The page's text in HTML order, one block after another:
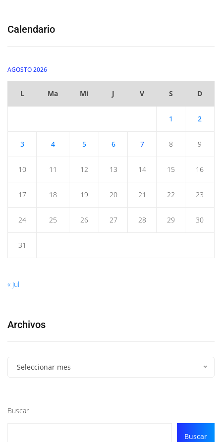
Calendario
AGOSTO 2026
L Ma Mi J V S D
1 2
3 4 5 6 7 8 9
10 11 12 13 14 15 16
17 18 19 20 21 22 23
24 25 26 27 28 29 30
31
« Jul
Archivos
Seleccionar mes
Buscar
Buscar